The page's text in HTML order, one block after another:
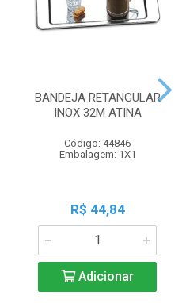
BANDEJA RETANGULAR
INOX 32M ATINA
Código: 44846
Embalagem: 1X1
R$ 44,84
Adicionar